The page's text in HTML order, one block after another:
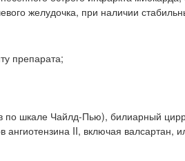
желудочка, при наличии
препарата;
шкале Чайлд-Пью), билиарный
ангиотензина II, включая валсартан,